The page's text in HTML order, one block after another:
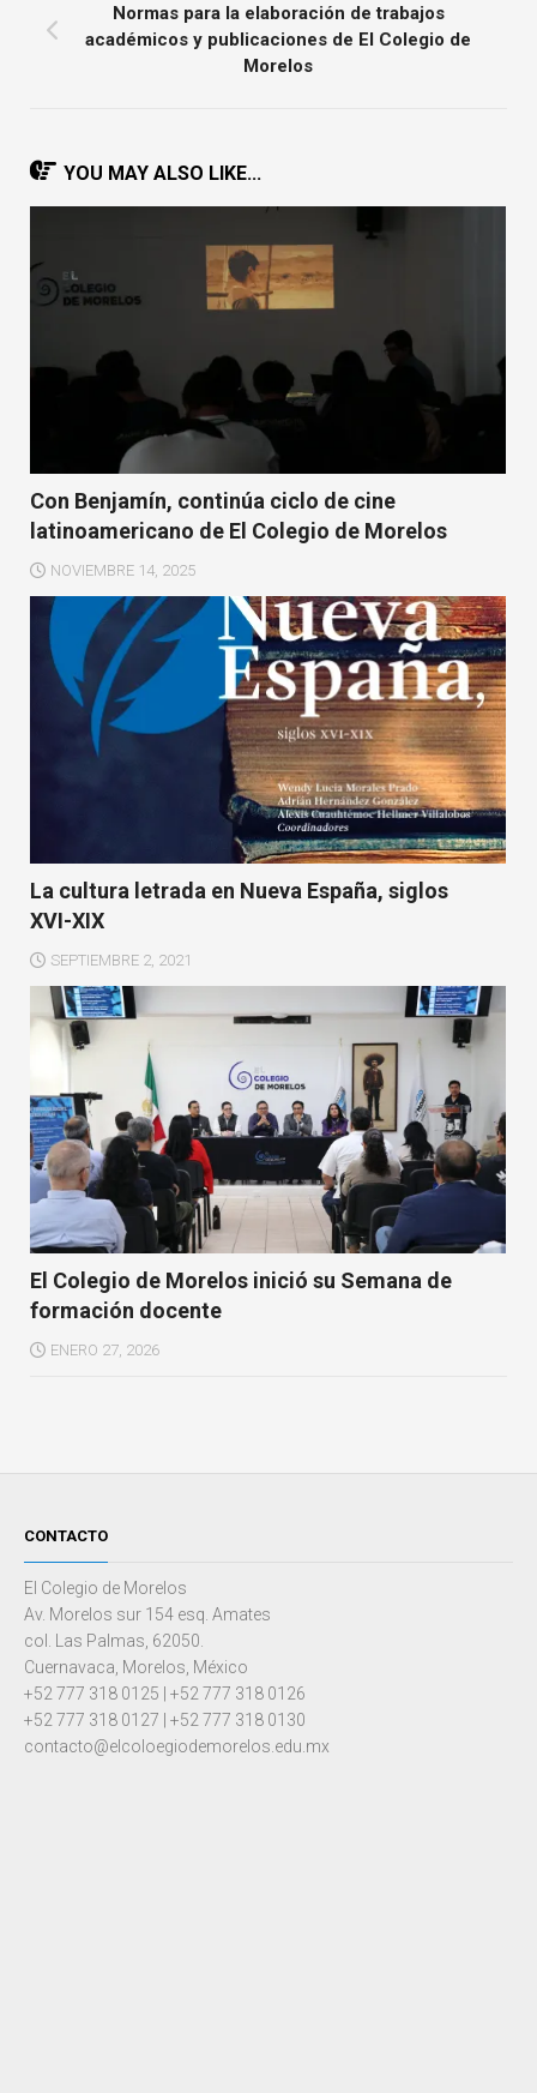
Normas para la elaboración de trabajos
académicos y publicaciones de El Colegio de
Morelos
YOU MAY ALSO LIKE...
Con Benjamín, continúa ciclo de cine
latinoamericano de El Colegio de Morelos
NOVIEMBRE 14, 2025
La cultura letrada en Nueva España, siglos
XVI-XIX
SEPTIEMBRE 2, 2021
El Colegio de Morelos inició su Semana de
formación docente
ENERO 27, 2026
CONTACTO
El Colegio de Morelos
Av. Morelos sur 154 esq. Amates
col. Las Palmas, 62050.
Cuernavaca, Morelos, México
+52 777 318 0125 | +52 777 318 0126
+52 777 318 0127 | +52 777 318 0130
contacto@elcoloegiodemorelos.edu.mx